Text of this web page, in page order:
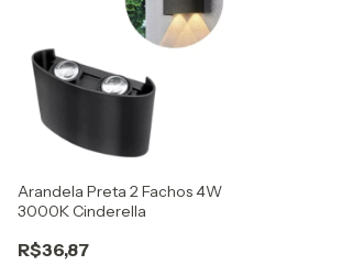
Arandela Preta 2 Fachos 4W
3000K Cinderella
R$36,87